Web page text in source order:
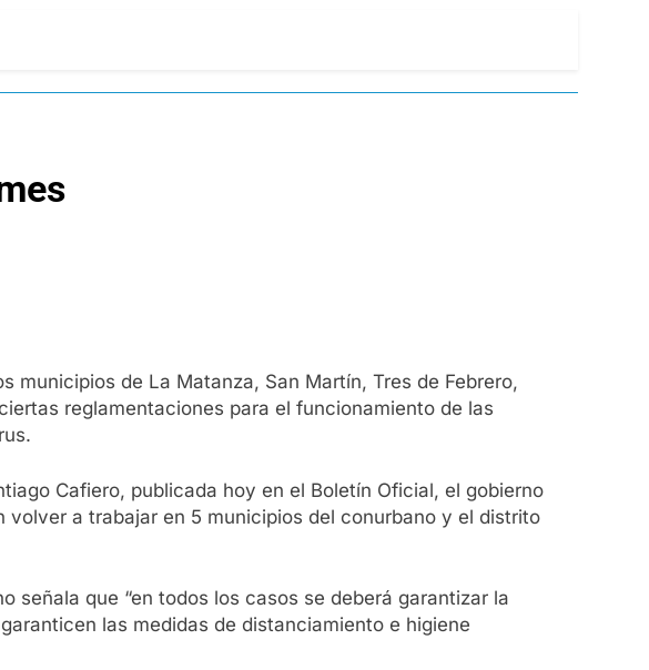
municipios de La Matanza, San Martín, Tres de Febrero,
reglamentaciones para el funcionamiento de las
Cafiero, publicada hoy en el Boletín Oficial, el gobierno
a trabajar en 5 municipios del conurbano y el distrito
señala que “en todos los casos se deberá garantizar la
las medidas de distanciamiento e higiene